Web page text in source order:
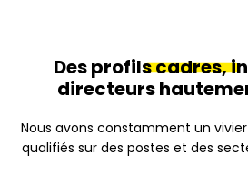
Des profilscadres,
directeurs
Nous avons constamment un
qualifiés sur des postes et des